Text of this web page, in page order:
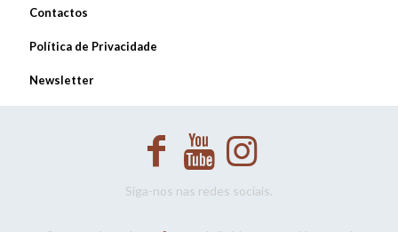
Contactos
Política de Privacidade
Newsletter
Siga-nos nas redes sociais.